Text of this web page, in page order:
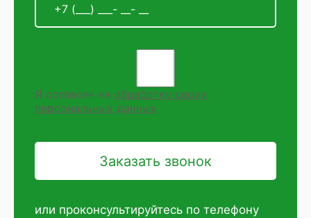
Я согласен на обработку своих
персональных данных
или проконсультируйтесь по телефону